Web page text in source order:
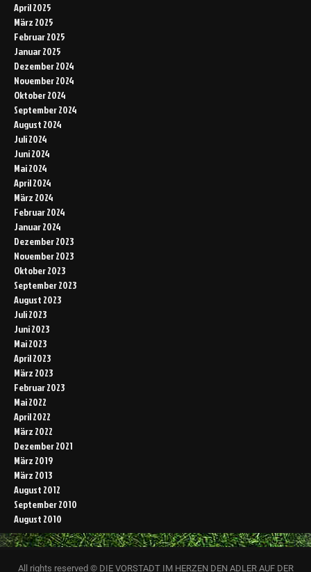
April 2025
März 2025
Februar 2025
Januar 2025
Dezember 2024
November 2024
Oktober 2024
September 2024
August 2024
Juli 2024
Juni 2024
Mai 2024
April 2024
März 2024
Februar 2024
Januar 2024
Dezember 2023
November 2023
Oktober 2023
September 2023
August 2023
Juli 2023
Juni 2023
Mai 2023
April 2023
März 2023
Februar 2023
Mai 2022
April 2022
März 2022
Dezember 2021
März 2019
März 2013
August 2012
September 2010
August 2010
All rights reserved © DIE VORSTADT IM HERZEN DEN ADLER AUF DER